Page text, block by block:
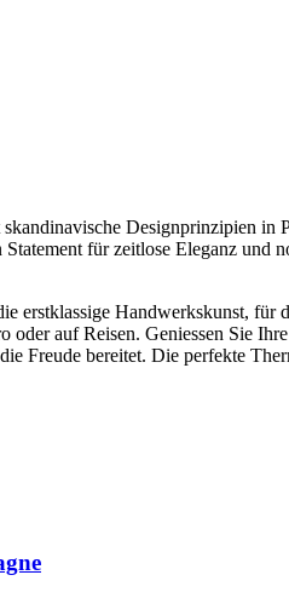
Designprinzipien
für zeitlose Eleganz
erstklassige Handwerkskunst,
auf Reisen. Geniessen Sie
Freude bereitet. Die perfekte